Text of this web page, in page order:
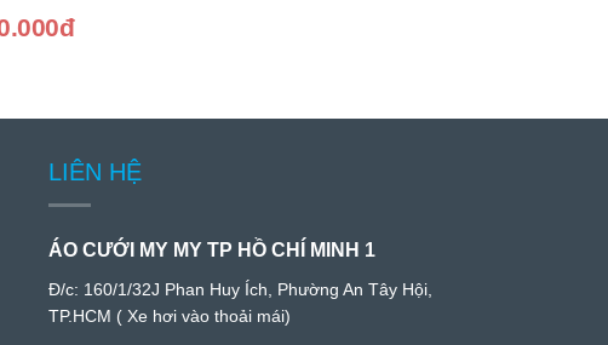
LIÊN HỆ
ÁO CƯỚI MY MY TP HỒ CHÍ MINH 1
Đ/c: 160/1/32J Phan Huy Ích, Phường An Tây Hội,
TP.HCM ( Xe hơi vào thoải mái)